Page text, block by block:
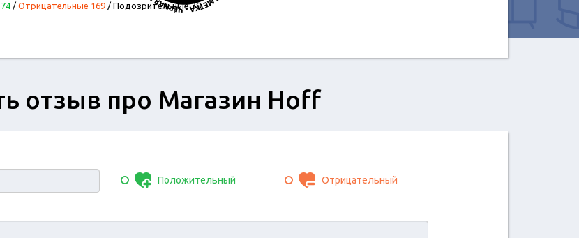
/ Отрицательные 169/ Подозрительные 38
отзыв про Магазин Hoff
Положительный
Отрицательный